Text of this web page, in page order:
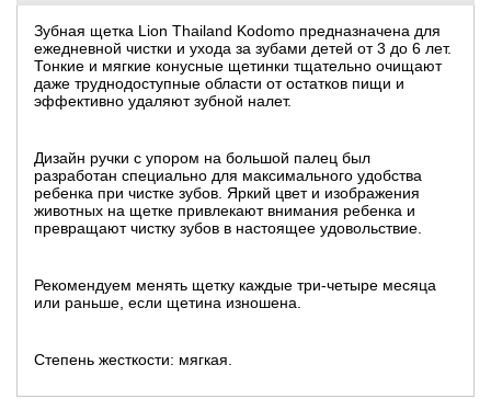
Зубная щетка Lion Thailand Kodomo предназначена для
ежедневной чистки и ухода за зубами детей от 3 до 6 лет.
Тонкие и мягкие конусные щетинки тщательно очищают
даже труднодоступные области от остатков пищи и
эффективно удаляют зубной налет.
Дизайн ручки с упором на большой палец был
разработан специально для максимального удобства
ребенка при чистке зубов. Яркий цвет и изображения
животных на щетке привлекают внимания ребенка и
превращают чистку зубов в настоящее удовольствие.
Рекомендуем менять щетку каждые три-четыре месяца
или раньше, если щетина изношена.
Степень жесткости: мягкая.